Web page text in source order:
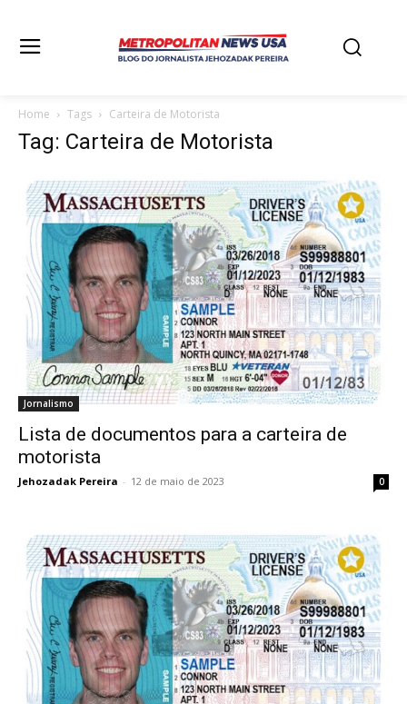
Home Tags Carteira de Motorista
Tag: Carteira de Motorista
Jornalismo
Lista de documentos para a carteira de
motorista
Jehozadak Pereira - 12 de maio de 2023 0